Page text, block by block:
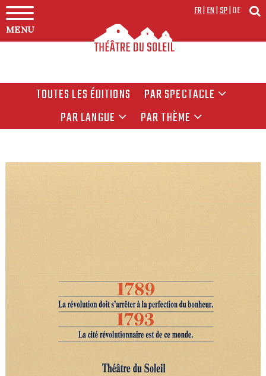
MENU
FR|EN|SP|DE
TOUTES LES ÉDITIONS
PAR SPECTACLE
PAR LANGUE
PAR THÈME